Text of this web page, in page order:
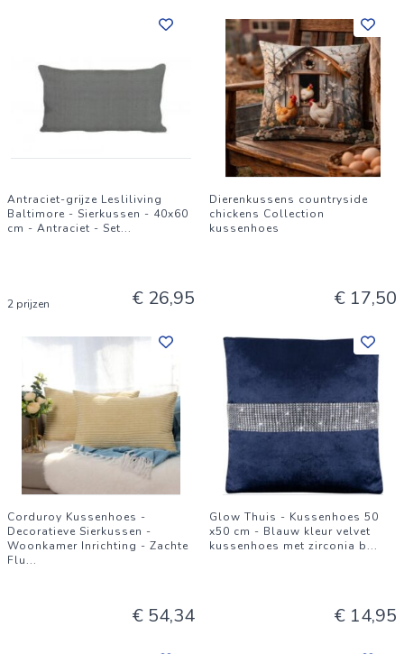
Antraciet-grijze Lesliliving
Baltimore - Sierkussen - 40x60
cm - Antraciet - Set...
2 prijzen € 26,95
Dierenkussens countryside
chickens Collection
kussenhoes
€ 17,50
Corduroy Kussenhoes -
Decoratieve Sierkussen -
Woonkamer Inrichting - Zachte
Flu...
€ 54,34
Glow Thuis - Kussenhoes 50
x50 cm - Blauw kleur velvet
kussenhoes met zirconia b...
€ 14,95